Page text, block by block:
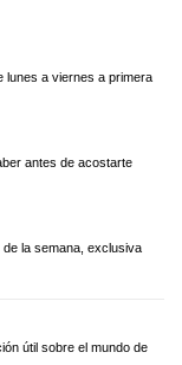
lunes a viernes a primera
antes de acostarte
la semana, exclusiva
útil sobre el mundo de